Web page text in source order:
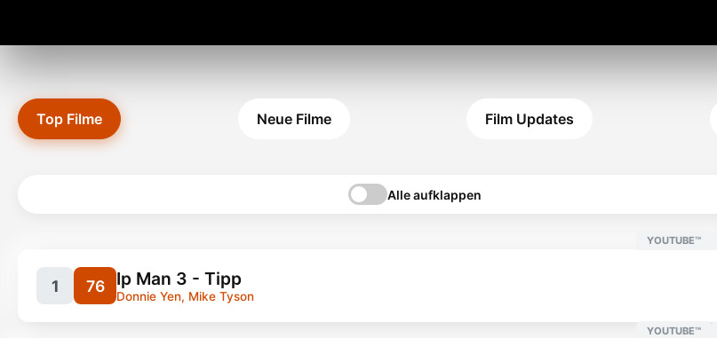
Top Filme Neue Filme Film Updates
Alle aufklappen
YOUTUBE™
1 76 Ip Man 3 - Tipp
Donnie Yen, Mike Tyson
YOUTUBE™